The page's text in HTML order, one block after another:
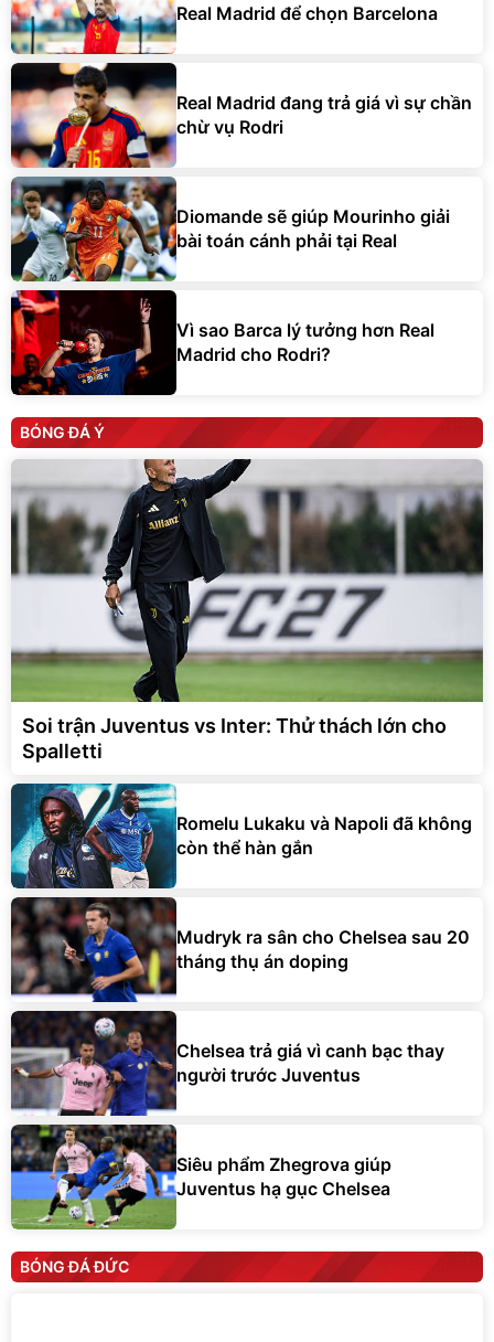
Real Madrid để chọn Barcelona
Real Madrid đang trả giá vì sự chần
chừ vụ Rodri
Diomande sẽ giúp Mourinho giải
bài toán cánh phải tại Real
Vì sao Barca lý tưởng hơn Real
Madrid cho Rodri?
BÓNG ĐÁ Ý
Soi trận Juventus vs Inter: Thử thách lớn cho
Spalletti
Romelu Lukaku và Napoli đã không
còn thể hàn gắn
Mudryk ra sân cho Chelsea sau 20
tháng thụ án doping
Chelsea trả giá vì canh bạc thay
người trước Juventus
Siêu phẩm Zhegrova giúp
Juventus hạ gục Chelsea
BÓNG ĐÁ ĐỨC